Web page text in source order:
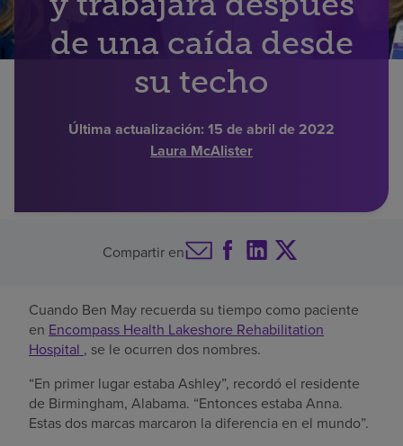
Buscar un centro
de una caída desde
su techo
Última actualización: 15 de abril de 2022
Laura McAlister
Compartir en
Cuando Ben May recuerda su tiempo como paciente
en Encompass Health Lakeshore Rehabilitation
Hospital , se le ocurren dos nombres.
“En primer lugar estaba Ashley”, recordó el residente
de Birmingham, Alabama. “Entonces estaba Anna.
Estas dos marcas marcaron la diferencia en el mundo”.